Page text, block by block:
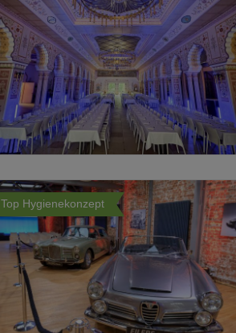
Loading...
Top Hygienekonzept
Loading...